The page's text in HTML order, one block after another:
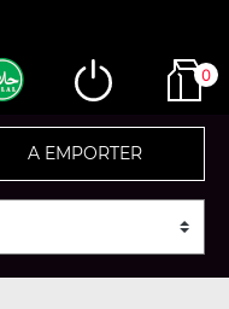
0
A EMPORTER